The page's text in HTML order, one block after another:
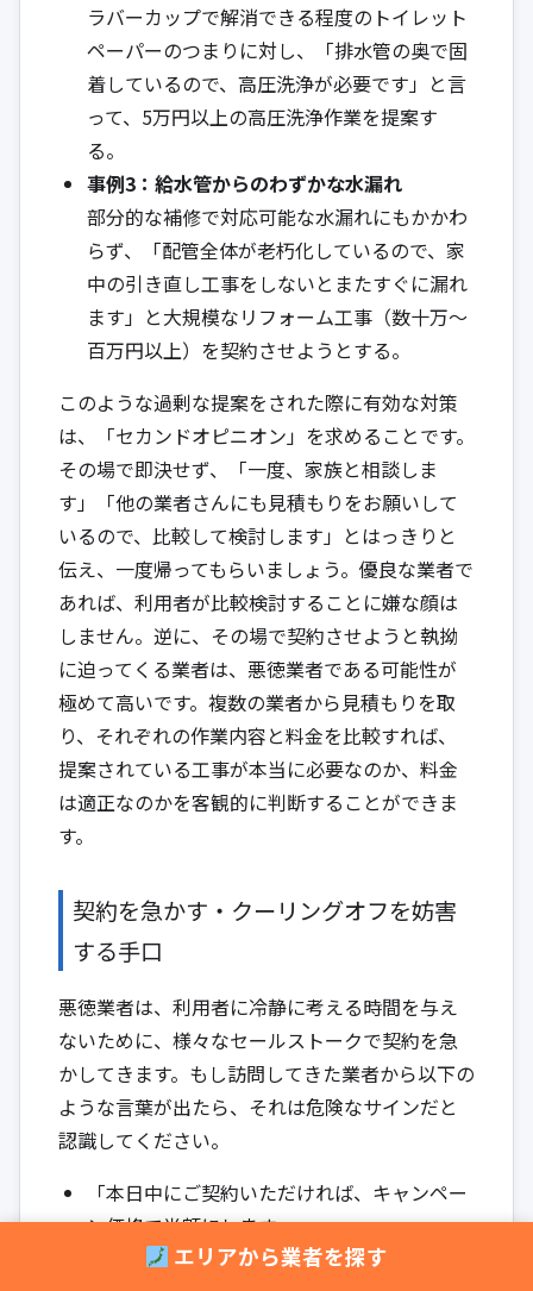
ラバーカップで解消できる程度のトイレット
ペーパーのつまりに対し、「排水管の奥で固
着しているので、高圧洗浄が必要です」と言
って、5万円以上の高圧洗浄作業を提案す
る。
事例3：給水管からのわずかな水漏れ
部分的な補修で対応可能な水漏れにもかかわ
らず、「配管全体が老朽化しているので、家
中の引き直し工事をしないとまたすぐに漏れ
ます」と大規模なリフォーム工事（数十万〜
百万円以上）を契約させようとする。
このような過剰な提案をされた際に有効な対策
は、「セカンドオピニオン」を求めることです。
その場で即決せず、「一度、家族と相談しま
す」「他の業者さんにも見積もりをお願いして
いるので、比較して検討します」とはっきりと
伝え、一度帰ってもらいましょう。優良な業者で
あれば、利用者が比較検討することに嫌な顔は
しません。逆に、その場で契約させようと執拗
に迫ってくる業者は、悪徳業者である可能性が
極めて高いです。複数の業者から見積もりを取
り、それぞれの作業内容と料金を比較すれば、
提案されている工事が本当に必要なのか、料金
は適正なのかを客観的に判断することができま
す。
契約を急かす・クーリングオフを妨害
する手口
悪徳業者は、利用者に冷静に考える時間を与え
ないために、様々なセールストークで契約を急
かしてきます。もし訪問してきた業者から以下の
ような言葉が出たら、それは危険なサインだと
認識してください。
「本日中にご契約いただければ、キャンペー
ン価格で半額にします」
「この部品の在庫は今あるものだけです。こ
エリアから業者を探す